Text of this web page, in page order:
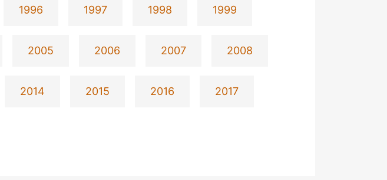
1996 1997 1998 1999
2005 2006 2007 2008
2014 2015 2016 2017